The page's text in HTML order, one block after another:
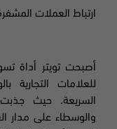
ارتباط العملات
أصبحت تويتر أداة
للعلامات التجارية
السريعة. حيث جذبت
والوسطاء على مدار